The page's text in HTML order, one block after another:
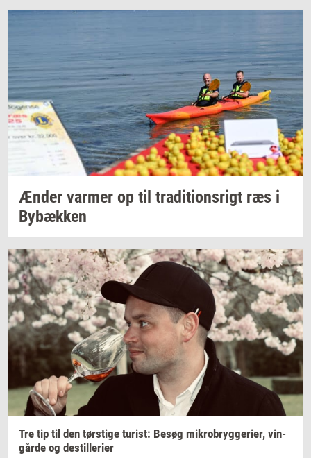
Ænder var­mer op til tra­di­tions­rigt ræs i
By­bæk­ken
Tre tip til den tørsti­ge turist: Besøg mi­kro­bryg­ge­ri­er, vin­
går­de og destil­le­ri­er